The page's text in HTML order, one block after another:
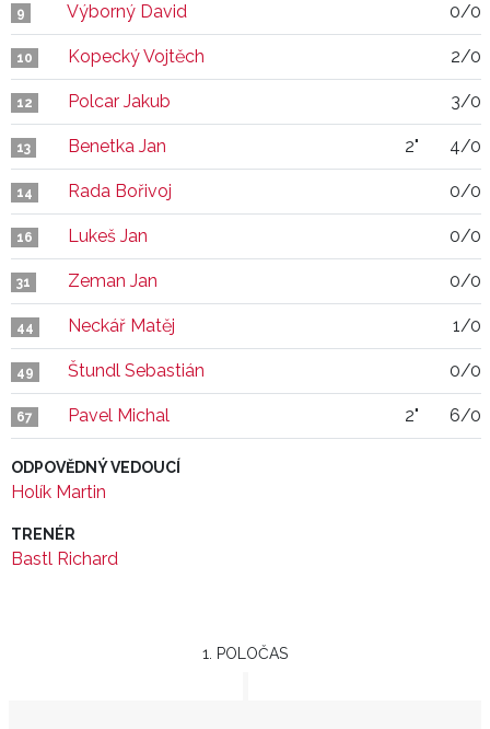
9 Výborný David 0/0
10 Kopecký Vojtěch 2/0
12 Polcar Jakub 3/0
13 Benetka Jan 2" 4/0
14 Rada Bořivoj 0/0
16 Lukeš Jan 0/0
31 Zeman Jan 0/0
44 Neckář Matěj 1/0
49 Štundl Sebastián 0/0
67 Pavel Michal 2" 6/0
ODPOVĚDNÝ VEDOUCÍ
Holík Martin
TRENÉR
Bastl Richard
1. POLOČAS